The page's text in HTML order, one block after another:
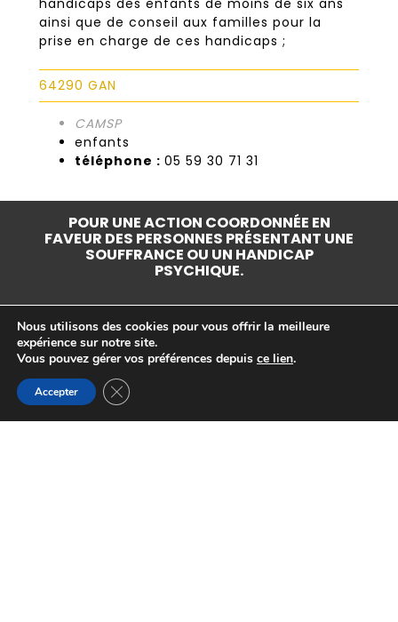
ainsi que de conseil aux familles pour la
prise en charge de ces handicaps ;
64290 GAN
CAMSP
enfants
téléphone :05 59 30 71 31
POUR UNE ACTION COORDONNÉE EN
FAVEUR DES PERSONNES PRÉSENTANT UNE
SOUFFRANCE OU UN HANDICAP
PSYCHIQUE.
Nous utilisons des cookies pour vous offrir la meilleure
expérience sur notre site.
Vous pouvez gérer vos préférences depuis ce lien.
Accepter Fermer la bannière des cookies GDPR